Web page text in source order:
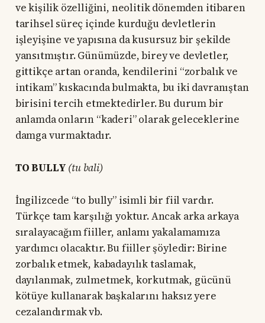
ve kişilik özelliğini, neolitik dönemden itibaren
tarihsel süreç içinde kurduğu devletlerin
işleyişine ve yapısına da kusursuz bir şekilde
yansıtmıştır. Günümüzde, birey ve devletler,
gittikçe artan oranda, kendilerini “zorbalık ve
intikam” kıskacında bulmakta, bu iki davranıştan
birisini tercih etmektedirler. Bu durum bir
anlamda onların “kaderi” olarak geleceklerine
damga vurmaktadır.
TO BULLY (tu bali)
İngilizcede “to bully” isimli bir fiil vardır.
Türkçe tam karşılığı yoktur. Ancak arka arkaya
sıralayacağım fiiller, anlamı yakalamamıza
yardımcı olacaktır. Bu fiiller şöyledir: Birine
zorbalık etmek, kabadayılık taslamak,
dayılanmak, zulmetmek, korkutmak, gücünü
kötüye kullanarak başkalarını haksız yere
cezalandırmak vb.